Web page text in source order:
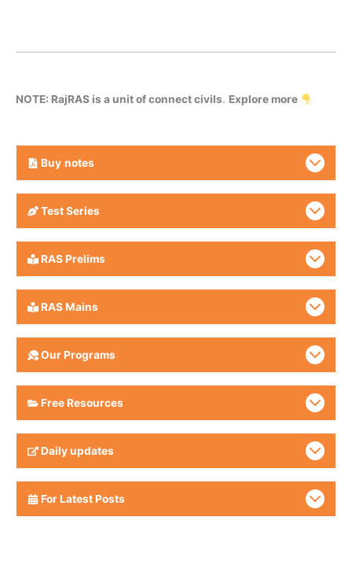
NOTE: RajRAS is a unit of connect civils. Explore more
Buy notes
Test Series
RAS Prelims
RAS Mains
Our Programs
Free Resources
Daily updates
For Latest Posts